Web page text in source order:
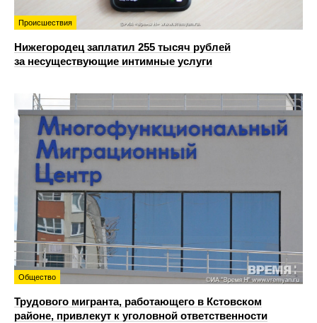
Происшествия
Нижегородец заплатил 255 тысяч рублей
за несуществующие интимные услуги
Общество
Трудового мигранта, работающего в Кстовском
районе, привлекут к уголовной ответственности